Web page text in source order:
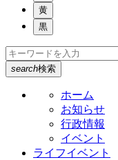
黄
黒
search検索
ホーム
お知らせ
行政情報
イベント
ライフイベント